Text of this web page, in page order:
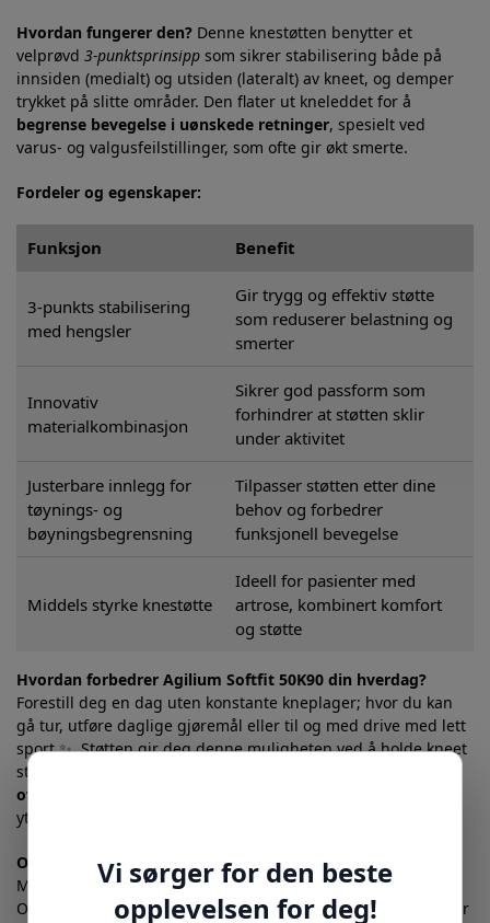
Hvordan fungerer den? Denne knestøtten benytter et
velprøvd 3-punktsprinsipp som sikrer stabilisering både på
innsiden (medialt) og utsiden (lateralt) av kneet, og demper
trykket på slitte områder. Den flater ut kneleddet for å
begrense bevegelse i uønskede retninger, spesielt ved
varus- og valgusfeilstillinger, som ofte gir økt smerte.
Fordeler og egenskaper:
Funksjon Benefit
3-punkts stabilisering
med hengsler
Gir trygg og effektiv støtte
som reduserer belastning og
smerter
Innovativ
materialkombinasjon
Sikrer god passform som
forhindrer at støtten sklir
under aktivitet
Justerbare innlegg for
tøynings- og
bøyningsbegrensning
Tilpasser støtten etter dine
behov og forbedrer
funksjonell bevegelse
Middels styrke knestøtte
Ideell for pasienter med
artrose, kombinert komfort
og støtte
Hvordan forbedrer Agilium Softfit 50K90 din hverdag?
Forestill deg en dag uten konstante kneplager; hvor du kan
gå tur, utføre daglige gjøremål eller til og med drive med lett
sport ✨. Støtten gir deg denne muligheten ved å holde kneet
stabilt og smertefritt gjennom bevegelse. Den hindrer
overstrekking
ytterligere skader.
Om Ottobock – et merke med historie og kvalitet
Med over 90 års erfaring innen bevegelsesteknologi er
Ottobock kjent for å utvikle produkter som hjelper mennesker